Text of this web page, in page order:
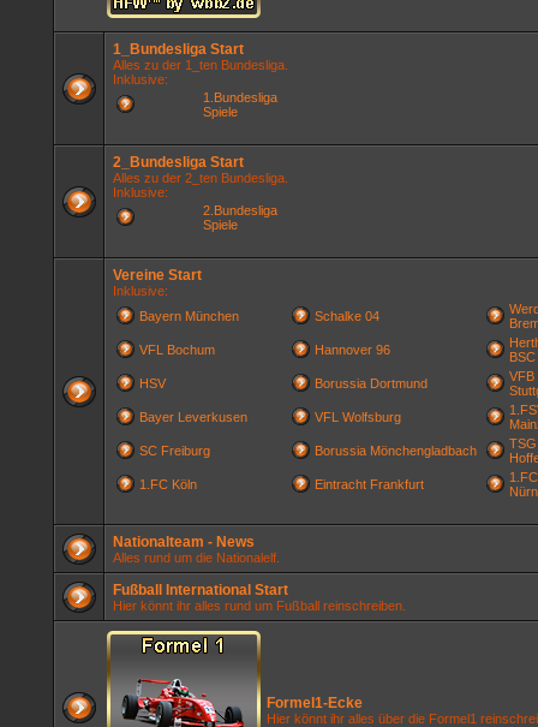
1_Bundesliga Start
Alles zu der 1_ten Bundesliga.
Inklusive:
1.Bundesliga
Spiele
2_Bundesliga Start
Alles zu der 2_ten Bundesliga.
Inklusive:
2.Bundesliga
Spiele
Vereine Start
Inklusive:
Bayern München
Schalke 04
VFL Bochum
Hannover 96
BSC
HSV
Borussia Dortmund
VFB
Bayer Leverkusen
VFL Wolfsburg
SC Freiburg
Borussia Mönchengladbach
1.FC Köln
Eintracht Frankfurt
1.FC
Nationalteam - News
Alles rund um die Nationalelf.
Fußball International Start
Hier könnt ihr alles rund um Fußball reinschreiben.
Formel1-Ecke
Hier könnt ihr alles über die Formel1